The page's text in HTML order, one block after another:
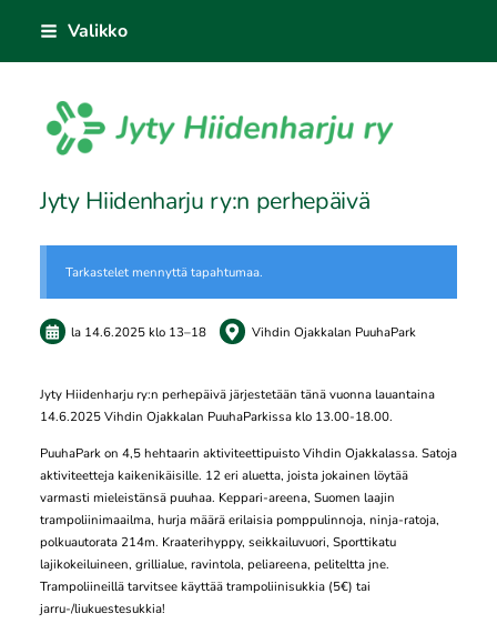
sisältöön
Valikko
Sivuston etusivulle
Jyty Hiidenharju ry:n perhepäivä
Tarkastelet mennyttä tapahtumaa.
la 14.6.2025klo 13–18 Vihdin Ojakkalan PuuhaPark
Jyty Hiidenharju ry:n perhepäivä järjestetään tänä vuonna lauantaina
14.6.2025 Vihdin Ojakkalan PuuhaParkissa klo 13.00-18.00.
PuuhaPark on 4,5 hehtaarin aktiviteettipuisto Vihdin Ojakkalassa. Satoja
aktiviteetteja kaikenikäisille. 12 eri aluetta, joista jokainen löytää
varmasti mieleistänsä puuhaa. Keppari-areena, Suomen laajin
trampoliinimaailma, hurja määrä erilaisia pomppulinnoja, ninja-ratoja,
polkuautorata 214m. Kraaterihyppy, seikkailuvuori, Sporttikatu
lajikokeiluineen, grillialue, ravintola, peliareena, peliteltta jne.
Trampoliineillä tarvitsee käyttää trampoliinisukkia (5€) tai
jarru-/liukuestesukkia!